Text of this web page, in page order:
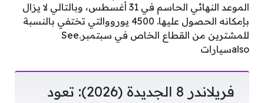
الموعد النهائي الحاسم في 31 أغسطس، وبالتالي لا يزال
بإمكانه الحصول عليها. 4500 يورووالتي تختفي بالنسبة
للمشترين من القطاع الخاص في سبتمبر.See
alsoسيارات
فريلاندر 8 الجديدة (2026): تعود